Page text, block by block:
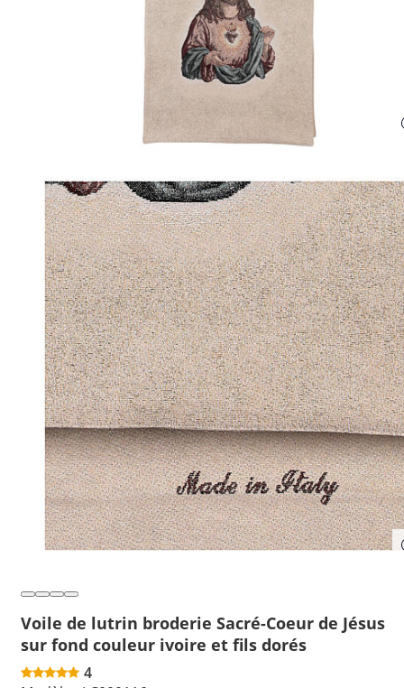
Voile de lutrin broderie Sacré-Coeur de Jésus
sur fond couleur ivoire et fils dorés
4